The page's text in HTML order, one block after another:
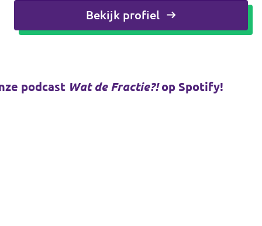
Bekijk profiel
podcast Wat de Fractie?!op Spotify!